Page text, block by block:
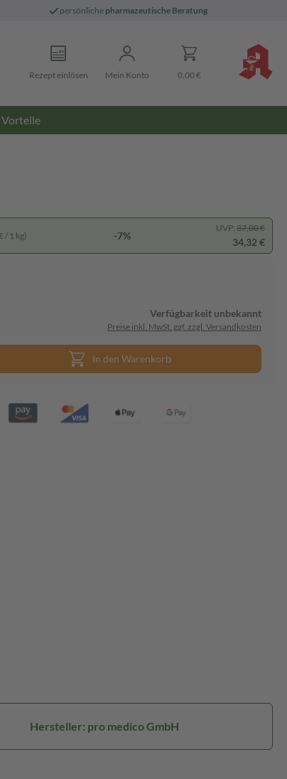
persönliche pharmazeutische Beratung
Rezept einlösen Mein Konto 0,00 €
Vorteile
/ 1 kg) -7%
UVP: 37,00 €
34,32 €
Verfügbarkeit unbekannt
Preise inkl. MwSt. ggf. zzgl. Versandkosten
In den Warenkorb
Hersteller: pro medico GmbH